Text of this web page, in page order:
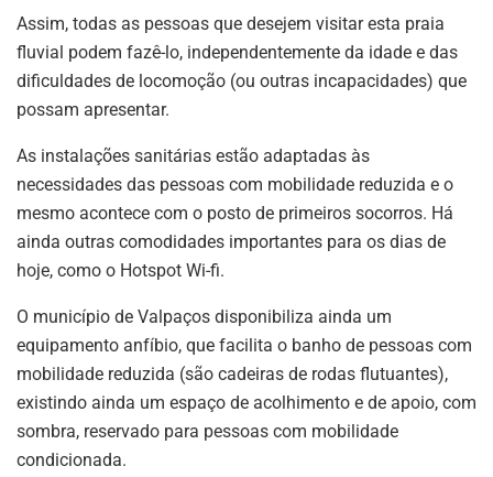
Assim, todas as pessoas que desejem visitar esta praia
fluvial podem fazê-lo, independentemente da idade e das
dificuldades de locomoção (ou outras incapacidades) que
possam apresentar.
As instalações sanitárias estão adaptadas às
necessidades das pessoas com mobilidade reduzida e o
mesmo acontece com o posto de primeiros socorros. Há
ainda outras comodidades importantes para os dias de
hoje, como o Hotspot Wi-fi.
O município de Valpaços disponibiliza ainda um
equipamento anfíbio, que facilita o banho de pessoas com
mobilidade reduzida (são cadeiras de rodas flutuantes),
existindo ainda um espaço de acolhimento e de apoio, com
sombra, reservado para pessoas com mobilidade
condicionada.